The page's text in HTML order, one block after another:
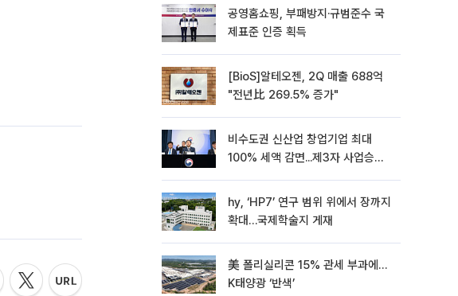
공영홈쇼핑, 부패방지·규범준수 국
제표준 인증 획득
[BioS]알테오젠, 2Q 매출 688억
"전년比 269.5% 증가"
비수도권 신산업 창업기업 최대
100% 세액 감면...제3자 사업승계
hy, ‘HP7’ 연구 범위 위에서 장까지
확대…국제학술지 게재
美 폴리실리콘 15% 관세 부과에…
K태양광 ‘반색’